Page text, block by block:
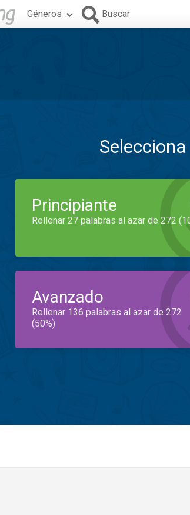
Géneros Buscar
Principiante
Rellenar 27 palabras al azar de 272
Avanzado
Rellenar 136 palabras al azar de 272
(50%)